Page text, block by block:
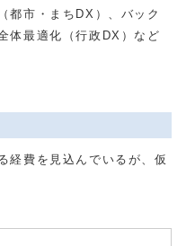
都市・まちDX）、バック
体最適化（行政DX）など
経費を見込んでいるが、仮